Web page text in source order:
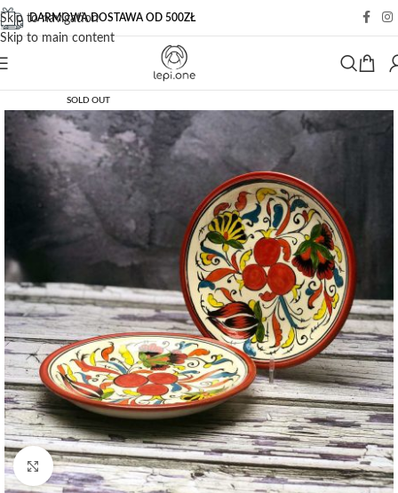
Skip to navigation
Skip to main content
DARMOWA DOSTAWA OD 500ZŁ
SOLD OUT
Click to enlarge